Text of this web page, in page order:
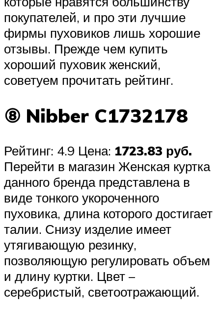
покупателей, и про эти лучшие
фирмы пуховиков лишь хорошие
отзывы. Прежде чем купить
хороший пуховик женский,
советуем прочитать рейтинг.
⑧ Nibber C1732178
Рейтинг: 4.9 Цена: 1723.83 руб.
Перейти в магазин Женская куртка
данного бренда представлена в
виде тонкого укороченного
пуховика, длина которого достигает
талии. Снизу изделие имеет
утягивающую резинку,
позволяющую регулировать объем
и длину куртки. Цвет –
серебристый, светоотражающий.